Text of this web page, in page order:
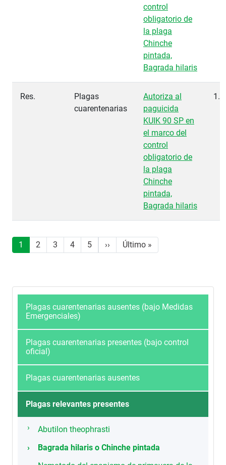
control
obligatorio de
la plaga
Chinche
pintada,
Bagrada hilaris
Res.
Plagas
cuarentenarias
Autoriza al
paguicida
KUIK 90 SP en
el marco del
control
obligatorio de
la plaga
Chinche
pintada,
Bagrada hilaris
Paginación
1 2 3 4 5 ›› Siguiente página
Último »
Plagas cuarentenarias ausentes (bajo Medidas
Emergenciales)
Plagas cuarentenarias presentes (bajo control
oficial)
Plagas cuarentenarias ausentes
Plagas relevantes presentes
Abutilon theophrasti
Bagrada hilaris o Chinche pintada